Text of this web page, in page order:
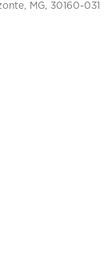
MG, 30160-031